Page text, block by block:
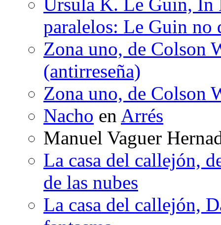
Ursula K. Le Guin, In
paralelos: Le Guin no
Zona uno, de Colson
(antirreseña)
Zona uno, de Colson
Nacho en Arrés
Manuel Vaguer
La casa del callejón,
de las nubes
La casa del callejón,